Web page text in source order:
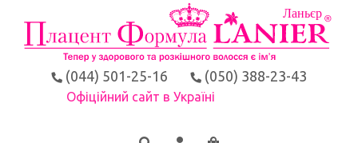
(044) 501-25-16 (050) 388-23-43
Офіційний сайт в Україні